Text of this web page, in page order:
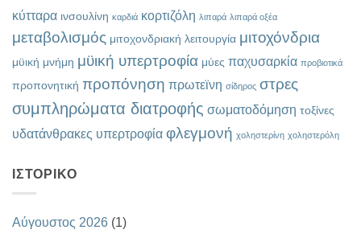
κύτταρα ινσουλίνη καρδιά κορτιζόλη λιπαρά λιπαρά οξέα
μεταβολισμός μιτοχονδριακή λειτουργία μιτοχόνδρια
μϋική μνήμη μϋική υπερτροφία μύες παχυσαρκία προβιοτικά
προπονητική προπόνηση πρωτεϊνη σίδηρος στρες
συμπληρώματα διατροφής σωματοδόμηση τοξίνες
υδατάνθρακες υπερτροφία φλεγμονή χοληστερίνη χοληστερόλη
ΙΣΤΟΡΙΚΌ
Αύγουστος 2026 (1)